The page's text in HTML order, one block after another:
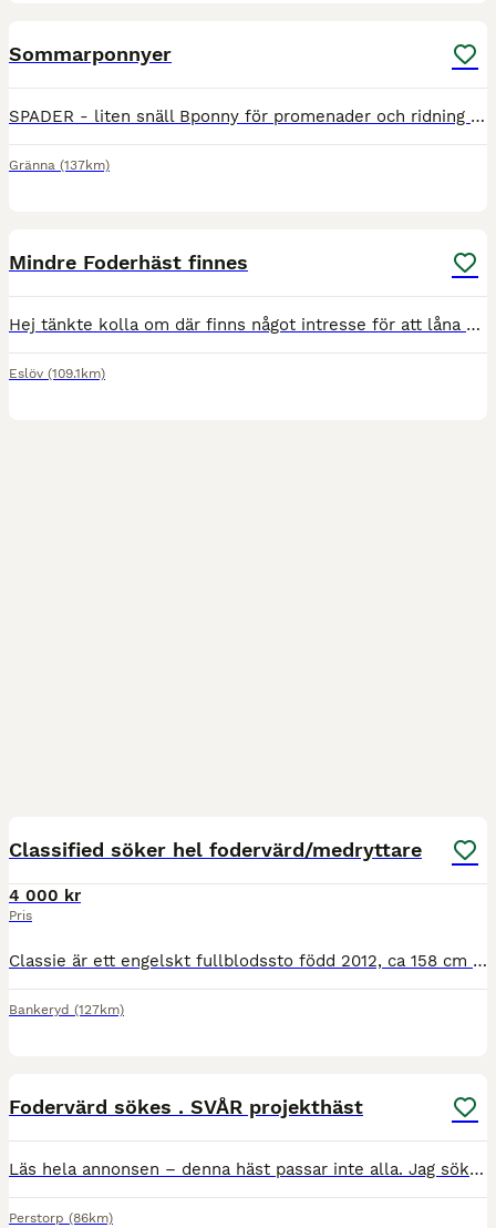
Sommarponnyer
SPADER - liten snäll Bponny för promenader och ridning med mindre barn, mkt trevlig 18/6-1/8 5000:- inkl skoning, försäkring o utrustning . REGENT Uthyrd- BAROON- Uthyrd HERCULES -Uthyrd Alla fin
Gränna (137km)
Mindre Foderhäst finnes
Hej tänkte kolla om där finns något intresse för att låna el bli fodervärd till en mindre storhäst för en mindre/yngre satsande dressyr ryttare som har erfarenhet att träna o tävla, skicka gärna för
Eslöv (109.1km)
Classified söker hel fodervärd/medryttare
4 000 kr
Pris
Classie är ett engelskt fullblodssto född 2012, ca 158 cm i mankhöjd. Hon är en pigg och känslig häst med mycket personlighet och söker nu en trygg, rutinerad person som vill ha en häst att utvecklas
Bankeryd (127km)
Fodervärd sökes . SVÅR projekthäst
Läs hela annonsen – denna häst passar inte alla. Jag söker nu en fodervärd till min 8-åriga häst (egen uppfödning) på grund av tidsbrist samt nytt jobb med långa arbetspass. Sto, gråskimmel E. Aerline
Perstorp (86km)